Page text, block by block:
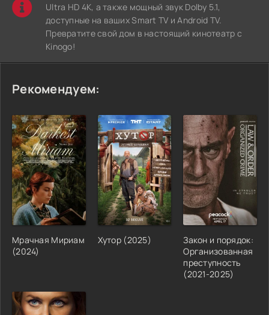
Ultra HD 4K, а также мощный звук Dolby 5.1,
доступные на ваших Smart TV и Android TV.
Превратите свой дом в настоящий кинотеатр с
Kinogo!
Рекомендуем:
Мрачная Мириам
(2024)
Хутор (2025)
Закон и порядок:
Организованная
преступность
(2021-2025)